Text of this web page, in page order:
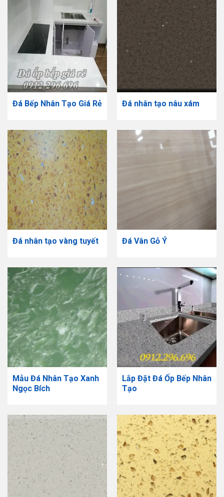
Đá Bếp Nhân Tạo Giá Rẻ Đá nhân tạo nâu xám
Đá nhân tạo vàng tuyết Đá Vân Gỗ Ý
Mẫu Đá Nhân Tạo Xanh
Ngọc Bích
​Lắp Đặt Đá Ốp Bếp Nhân
Tạo